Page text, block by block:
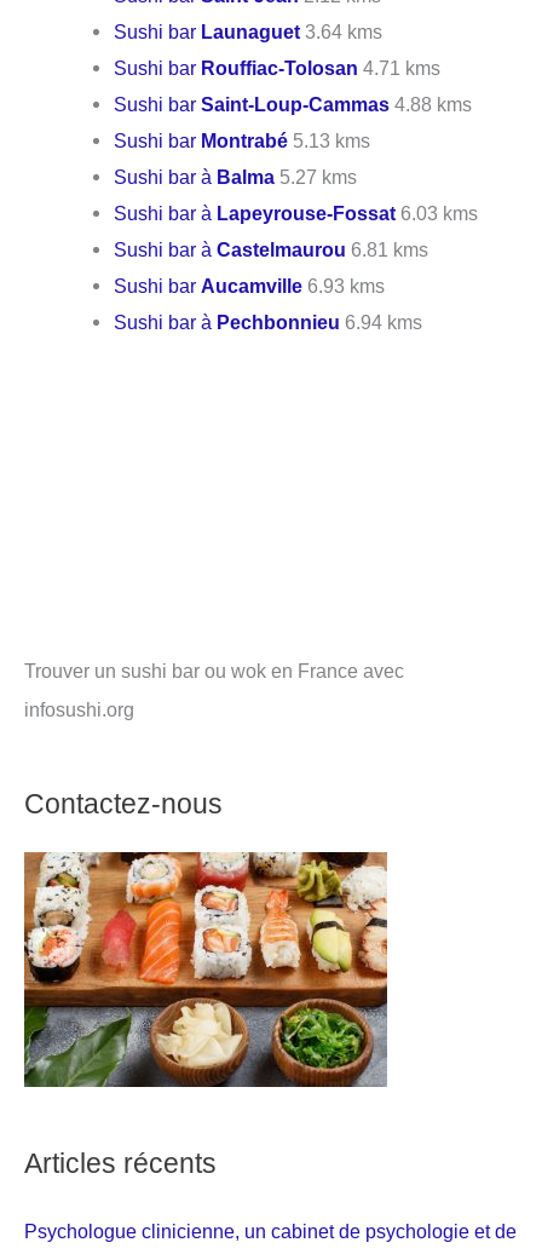
Sushi bar Launaguet 3.64 kms
Sushi bar Rouffiac-Tolosan 4.71 kms
Sushi barSaint-Loup-Cammas 4.88 kms
Sushi bar Montrabé 5.13 kms
Sushi bar à Balma 5.27 kms
Sushi bar à Lapeyrouse-Fossat 6.03 kms
Sushi bar àCastelmaurou 6.81 kms
Sushi barAucamville 6.93 kms
Sushi bar à Pechbonnieu 6.94 kms
Trouver un sushi bar ou wok en France avec
infosushi.org
Contactez-nous
Articles récents
Psychologue clinicienne, un cabinet de psychologie et de